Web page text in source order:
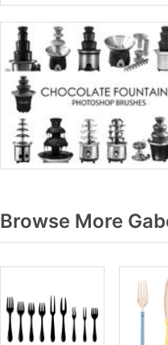
Browse More